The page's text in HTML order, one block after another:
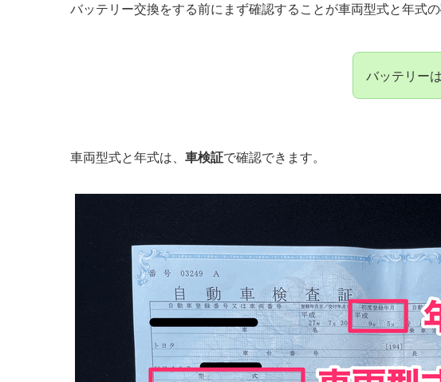
バッテリー交換をする前にまず確認することが車両型式と年式の
バッテリー
車両型式と年式は、 車検証で確認できます。